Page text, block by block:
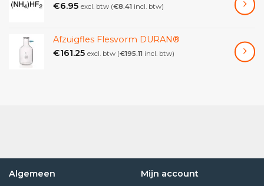
€6.95 excl. btw (€8.41 incl. btw)
Afzuigfles Flesvorm DURAN®
€161.25 excl. btw (€195.11 incl. btw)
Algemeen Mijn account